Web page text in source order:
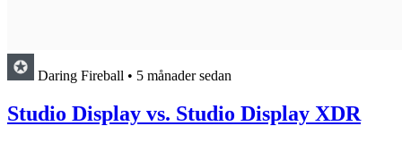
Daring Fireball • 5 månader sedan
Studio Display vs. Studio Display XDR